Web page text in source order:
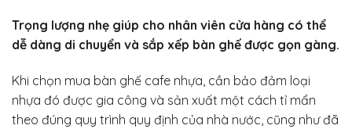
Trọng lượng nhẹ giúp cho nhân viên cửa hàng có thể
dễ dàng di chuyển và sắp xếp bàn ghế được gọn gàng.
Khi chọn mua bàn ghế cafe nhựa, cần bảo đảm loại
nhựa đó được gia công và sản xuất một cách tỉ mẩn
theo đúng quy trình quy định của nhà nước, cũng như đã